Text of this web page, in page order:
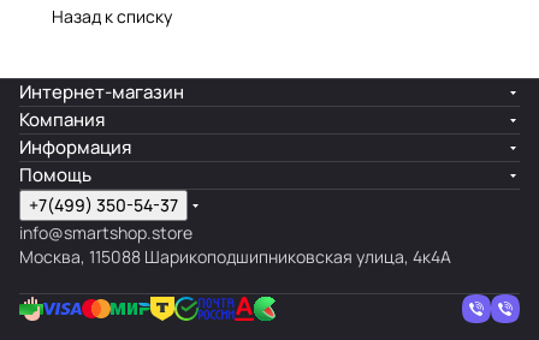
Назад к списку
Интернет-магазин
Компания
Информация
Помощь
+7(499) 350-54-37
info@smartshop.store
Москва, 115088 Шарикоподшипниковская улица, 4к4А